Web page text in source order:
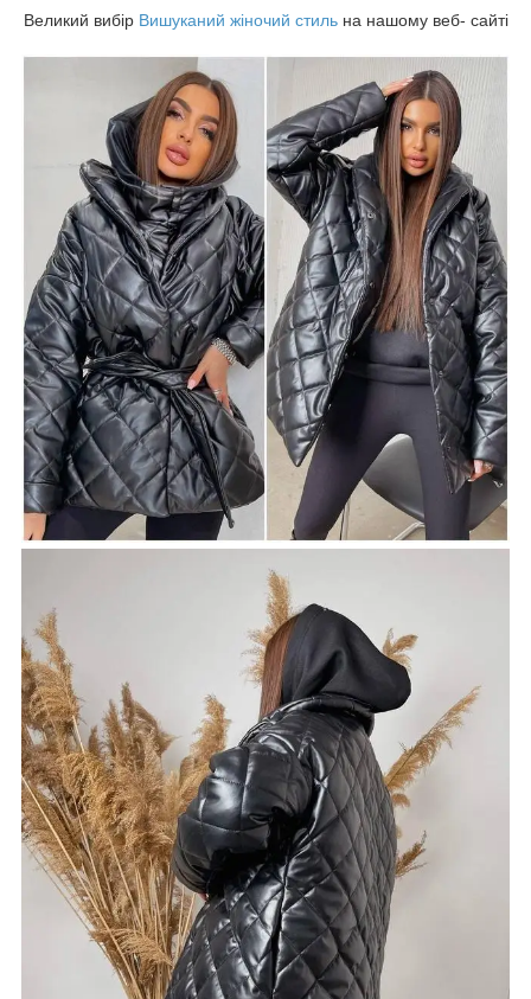
Великий вибір Вишуканий жіночий стиль на нашому веб- сайті